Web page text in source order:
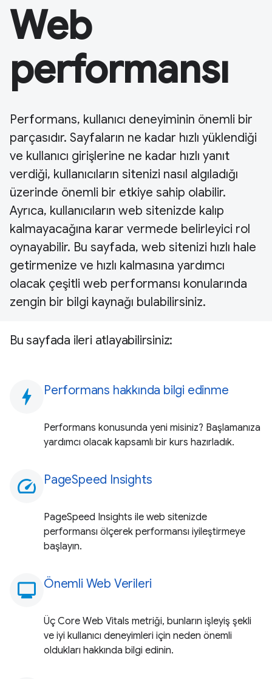
Web
performansı
Performans, kullanıcı deneyiminin önemli bir
parçasıdır. Sayfaların ne kadar hızlı yüklendiği
ve kullanıcı girişlerine ne kadar hızlı yanıt
verdiği, kullanıcıların sitenizi nasıl algıladığı
üzerinde önemli bir etkiye sahip olabilir.
Ayrıca, kullanıcıların web sitenizde kalıp
kalmayacağına karar vermede belirleyici rol
oynayabilir. Bu sayfada, web sitenizi hızlı hale
getirmenize ve hızlı kalmasına yardımcı
olacak çeşitli web performansı konularında
zengin bir bilgi kaynağı bulabilirsiniz.
Bu sayfada ileri atlayabilirsiniz:
bolt Performans hakkında bilgi edinme
Performans konusunda yeni misiniz? Başlamanıza
yardımcı olacak kapsamlı bir kurs hazırladık.
speed PageSpeed Insights
PageSpeed Insights ile web sitenizde
performansı ölçerek performansı iyileştirmeye
başlayın.
monitoring
Önemli Web Verileri
Üç Core Web Vitals metriği, bunların işleyiş şekli
ve iyi kullanıcı deneyimleri için neden önemli
oldukları hakkında bilgi edinin.